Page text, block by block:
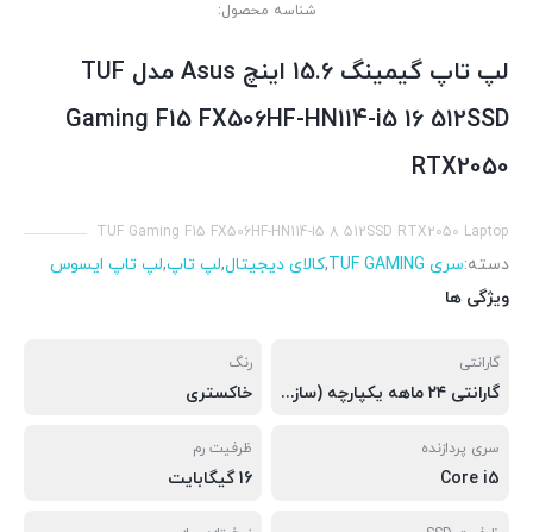
شناسه محصول:
لپ تاپ گیمینگ 15.6 اینچ Asus مدل TUF
Gaming F15 FX506HF-HN114-i5 16 512SSD
RTX2050
TUF Gaming F15 FX506HF-HN114-i5 8 512SSD RTX2050 Laptop
دسته:سری TUF GAMING ,کالای دیجیتال,لپ تاپ,لپ تاپ ایسوس
ویژگی ها
گارانتی
گارانتی ۲۴ ماهه یکپارچه (سازگار، حامی(ویستا) و آواژنگ)
رنگ
خاکستری
سری پردازنده
Core i5
ظرفیت رم
16 گیگابایت